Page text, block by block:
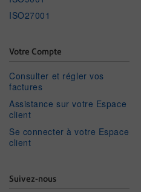
ISO27001
Votre Compte
Consulter et régler vos
factures
Assistance sur votre Espace
client
Se connecter à votre Espace
client
Suivez-nous